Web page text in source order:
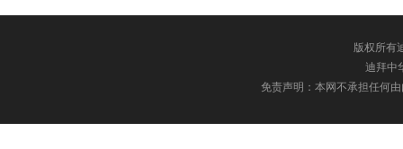
版权所有
迪拜中
免责声明：本网不承担任何